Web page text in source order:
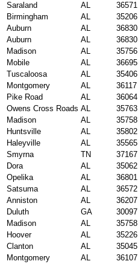
Saraland
AL 36571
Birmingham
AL 35206
Auburn
AL 36830
Auburn
AL 36830
Madison
AL 35756
Mobile
AL 36695
Tuscaloosa
AL 35406
Montgomery
AL 36117
Pike Road
AL 36064
Owens Cross Roads AL 35763
Madison
AL 35758
Huntsville
AL 35802
Haleyville
AL 35565
Smyrna
TN 37167
Dora
AL 35062
Opelika
AL 36801
Satsuma
AL 36572
Anniston
AL 36207
Duluth
GA 30097
Madison
AL 35758
Hoover
AL 35226
Clanton
AL 35045
Montgomery
AL 36107